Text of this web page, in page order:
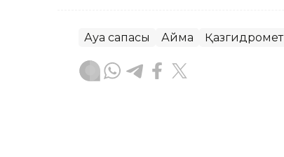
Ауа сапасы Аймақ Қазгидромет